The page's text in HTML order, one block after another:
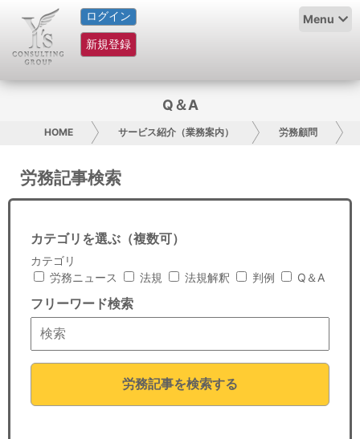
ログイン
新規登録
Menu
HOME
サービス紹介
グループ概要
採用情報
日本人にPR
コンサルティング
リサーチ
セミナー
経済ニュース
Q＆A
HOME サービス紹介（業務案内） 労務顧問
労務記事検索
カテゴリを選ぶ（複数可）
カテゴリ
労務ニュース
法規 法規解釈 判例 Q＆A
フリーワード検索
労務記事を検索する